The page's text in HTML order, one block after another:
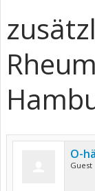
O-
Guest